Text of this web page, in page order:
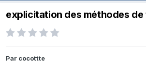
explicitation des méthodes de
Par cocottte